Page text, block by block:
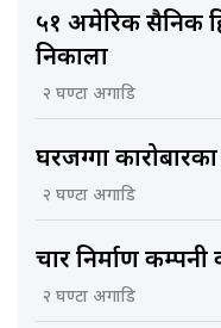
५१ अमेरिकी सैनिक
निकाला
२ घण्टा अगाडि
घरजग्गा
२ घण्टा अगाडि
चार निर्माण
२ घण्टा अगाडि